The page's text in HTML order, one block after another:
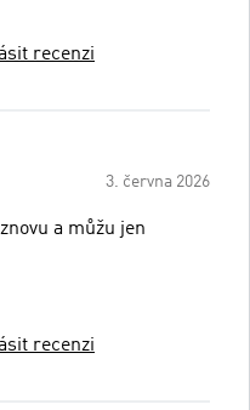
recenzi
3. června 2026
a můžu jen
recenzi